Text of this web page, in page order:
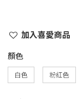
加入喜愛商品
顏色
白色 粉紅色